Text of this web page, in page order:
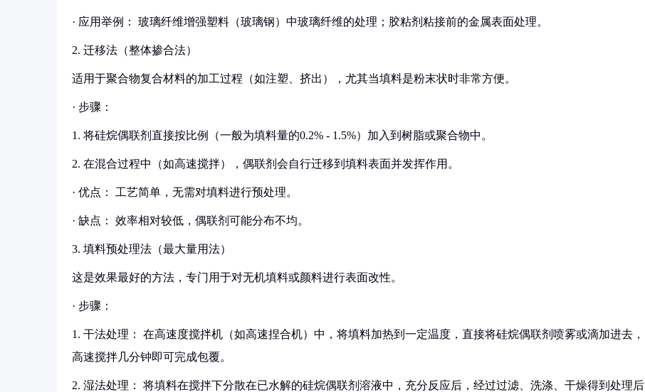
· 应用举例： 玻璃纤维增强塑料（玻璃钢）中玻璃纤维的处理；胶粘剂粘接前的金属表面处理。
2. 迁移法（整体掺合法）
适用于聚合物复合材料的加工过程（如注塑、挤出），尤其当填料是粉末状时非常方便。
· 步骤：
1. 将硅烷偶联剂直接按比例（一般为填料量的0.2% - 1.5%）加入到树脂或聚合物中。
2. 在混合过程中（如高速搅拌），偶联剂会自行迁移到填料表面并发挥作用。
· 优点： 工艺简单，无需对填料进行预处理。
· 缺点： 效率相对较低，偶联剂可能分布不均。
3. 填料预处理法（最大量用法）
这是效果最好的方法，专门用于对无机填料或颜料进行表面改性。
· 步骤：
1. 干法处理： 在高速度搅拌机（如高速捏合机）中，将填料加热到一定温度，直接将硅烷偶联剂喷雾或滴加进去，
高速搅拌几分钟即可完成包覆。
2. 湿法处理： 将填料在搅拌下分散在已水解的硅烷偶联剂溶液中，充分反应后，经过过滤、洗涤、干燥得到处理后